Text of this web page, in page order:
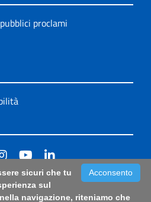
proclami
di prima istanza per
Acconsento
sicuri che tu
sul
navigazione, riteniamo che